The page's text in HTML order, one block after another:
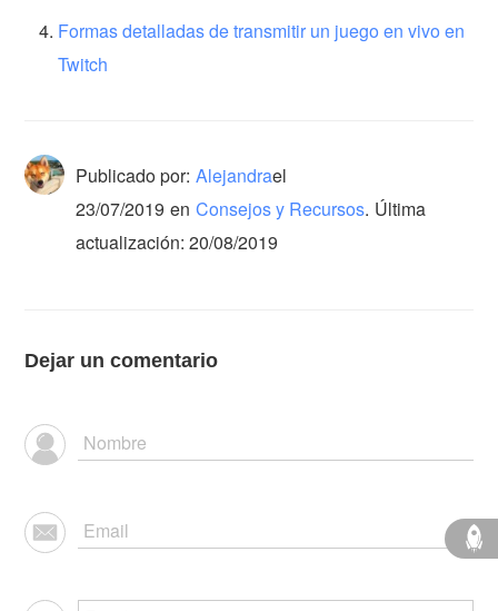
Formas detalladas de transmitir un juego en vivo en
Twitch
Publicado por: Alejandrael
23/07/2019 en Consejos y Recursos. Última
actualización: 20/08/2019
Dejar un comentario